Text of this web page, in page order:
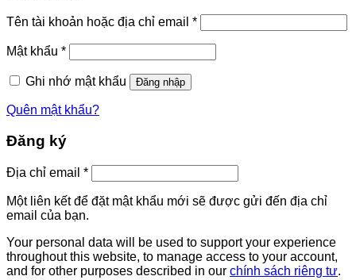
Tên tài khoản hoặc địa chỉ email *Bắt
buộc
Mật khẩu *Bắt
buộc
Ghi nhớ mật khẩu
Đăng nhập
Quên mật khẩu?
Đăng ký
Địa chỉ email *Bắt
buộc
Một liên kết để đặt mật khẩu mới sẽ được gửi đến địa chỉ
email của bạn.
Your personal data will be used to support your experience
throughout this website, to manage access to your account,
and for other purposes described in our chính sách riêng tư.